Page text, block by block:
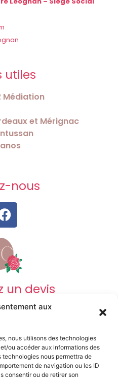
aux
nous utilisons des technologies
ou accéder aux informations des
nous permettra de
de navigation ou les ID
consentir ou de retirer son
utiles
Médiation
et Mérignac
nous
un devis